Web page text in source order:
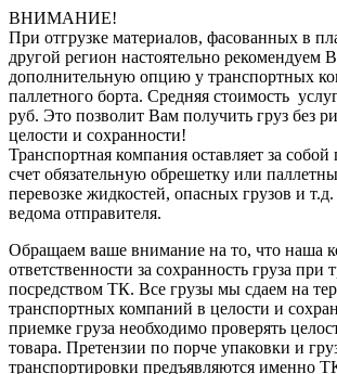
ВНИМАНИЕ!
При отгрузке материалов, фасованных в
другой регион настоятельно рекомендуем
дополнительную опцию у транспортных
паллетного борта. Средняя стоимость
руб. Это позволит Вам получить груз без
целости и сохранности!
Транспортная компания оставляет за
счет обязательную обрешетку или
перевозке жидкостей, опасных грузов и
ведома отправителя.
Обращаем ваше внимание на то, что наша
ответственности за сохранность груза при
посредством ТК. Все грузы мы сдаем на
транспортных компаний в целости и
приемке груза необходимо проверять
товара. Претензии по порче упаковки и
транспортировки предъявляются именно